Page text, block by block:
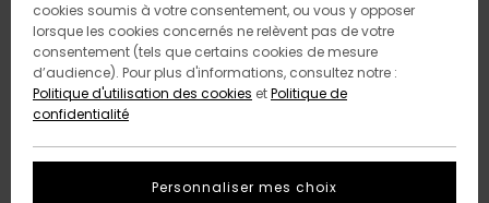
cookies soumis à votre consentement, ou vous y opposer
lorsque les cookies concernés ne relèvent pas de votre
consentement (tels que certains cookies de mesure
d’audience). Pour plus d'informations, consultez notre :
Politique d'utilisation des cookies etPolitique de
confidentialité
Personnaliser mes choix